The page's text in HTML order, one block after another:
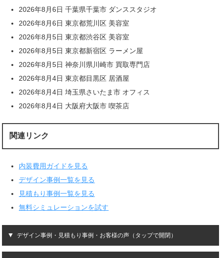
2026年8月6日 千葉県千葉市 ダンススタジオ
2026年8月6日 東京都荒川区 美容室
2026年8月5日 東京都渋谷区 美容室
2026年8月5日 東京都新宿区 ラーメン屋
2026年8月5日 神奈川県川崎市 買取専門店
2026年8月4日 東京都目黒区 居酒屋
2026年8月4日 埼玉県さいたま市 オフィス
2026年8月4日 大阪府大阪市 喫茶店
関連リンク
内装費用ガイドを見る
デザイン事例一覧を見る
見積もり事例一覧を見る
無料シミュレーションを試す
デザイン事例・見積もり事例・お客様の声（タップで開閉）